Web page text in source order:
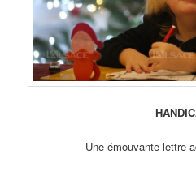
Une émouvante lettre